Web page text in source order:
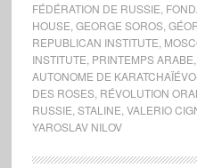
FÉDÉRATION DE RUSSIE
HOUSE GEORGE SOROS,
REPUBLICAN INSTITUTE
INSTITUTE PRINTEMPS ARABE
AUTONOME DE
DES ROSES, RÉVOLUTION
RUSSIE STALINE VALERIO
YAROSLAV NILOV